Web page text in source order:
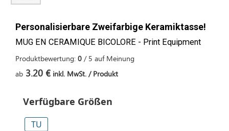
Personalisierbare Zweifarbige Keramiktasse!
MUG EN CERAMIQUE BICOLORE - Print Equipment
Produktbewertung: 0 / 5 auf Meinung
ab 3.20 € inkl. MwSt. / Produkt
Verfügbare Größen
TU